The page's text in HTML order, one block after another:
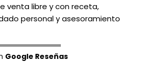
venta libre y con receta,
personal y asesoramiento
Google Reseñas